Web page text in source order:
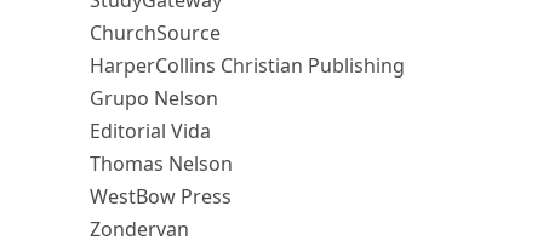
ChurchSource
HarperCollins Christian Publishing
Grupo Nelson
Editorial Vida
Thomas Nelson
WestBow Press
Zondervan